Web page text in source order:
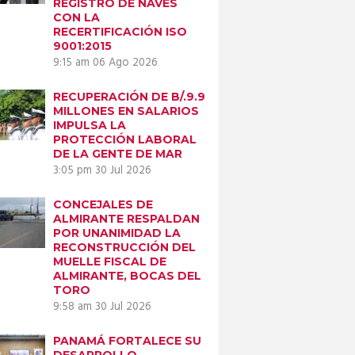
REGISTRO DE NAVES
CON LA
RECERTIFICACIÓN ISO
9001:2015
9:15 am 06 Ago 2026
RECUPERACIÓN DE B/.9.9
MILLONES EN SALARIOS
IMPULSA LA
PROTECCIÓN LABORAL
DE LA GENTE DE MAR
3:05 pm 30 Jul 2026
CONCEJALES DE
ALMIRANTE RESPALDAN
POR UNANIMIDAD LA
RECONSTRUCCIÓN DEL
MUELLE FISCAL DE
ALMIRANTE, BOCAS DEL
TORO
9:58 am 30 Jul 2026
PANAMÁ FORTALECE SU